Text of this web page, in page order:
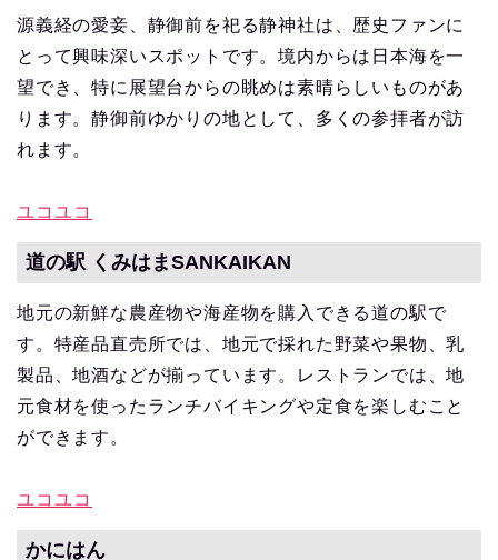
源義経の愛妾、静御前を祀る静神社は、歴史ファンに
とって興味深いスポットです。境内からは日本海を一
望でき、特に展望台からの眺めは素晴らしいものがあ
ります。静御前ゆかりの地として、多くの参拝者が訪
れます。
ユコユコ
道の駅 くみはまSANKAIKAN
地元の新鮮な農産物や海産物を購入できる道の駅で
す。特産品直売所では、地元で採れた野菜や果物、乳
製品、地酒などが揃っています。レストランでは、地
元食材を使ったランチバイキングや定食を楽しむこと
ができます。
ユコユコ
かにはん